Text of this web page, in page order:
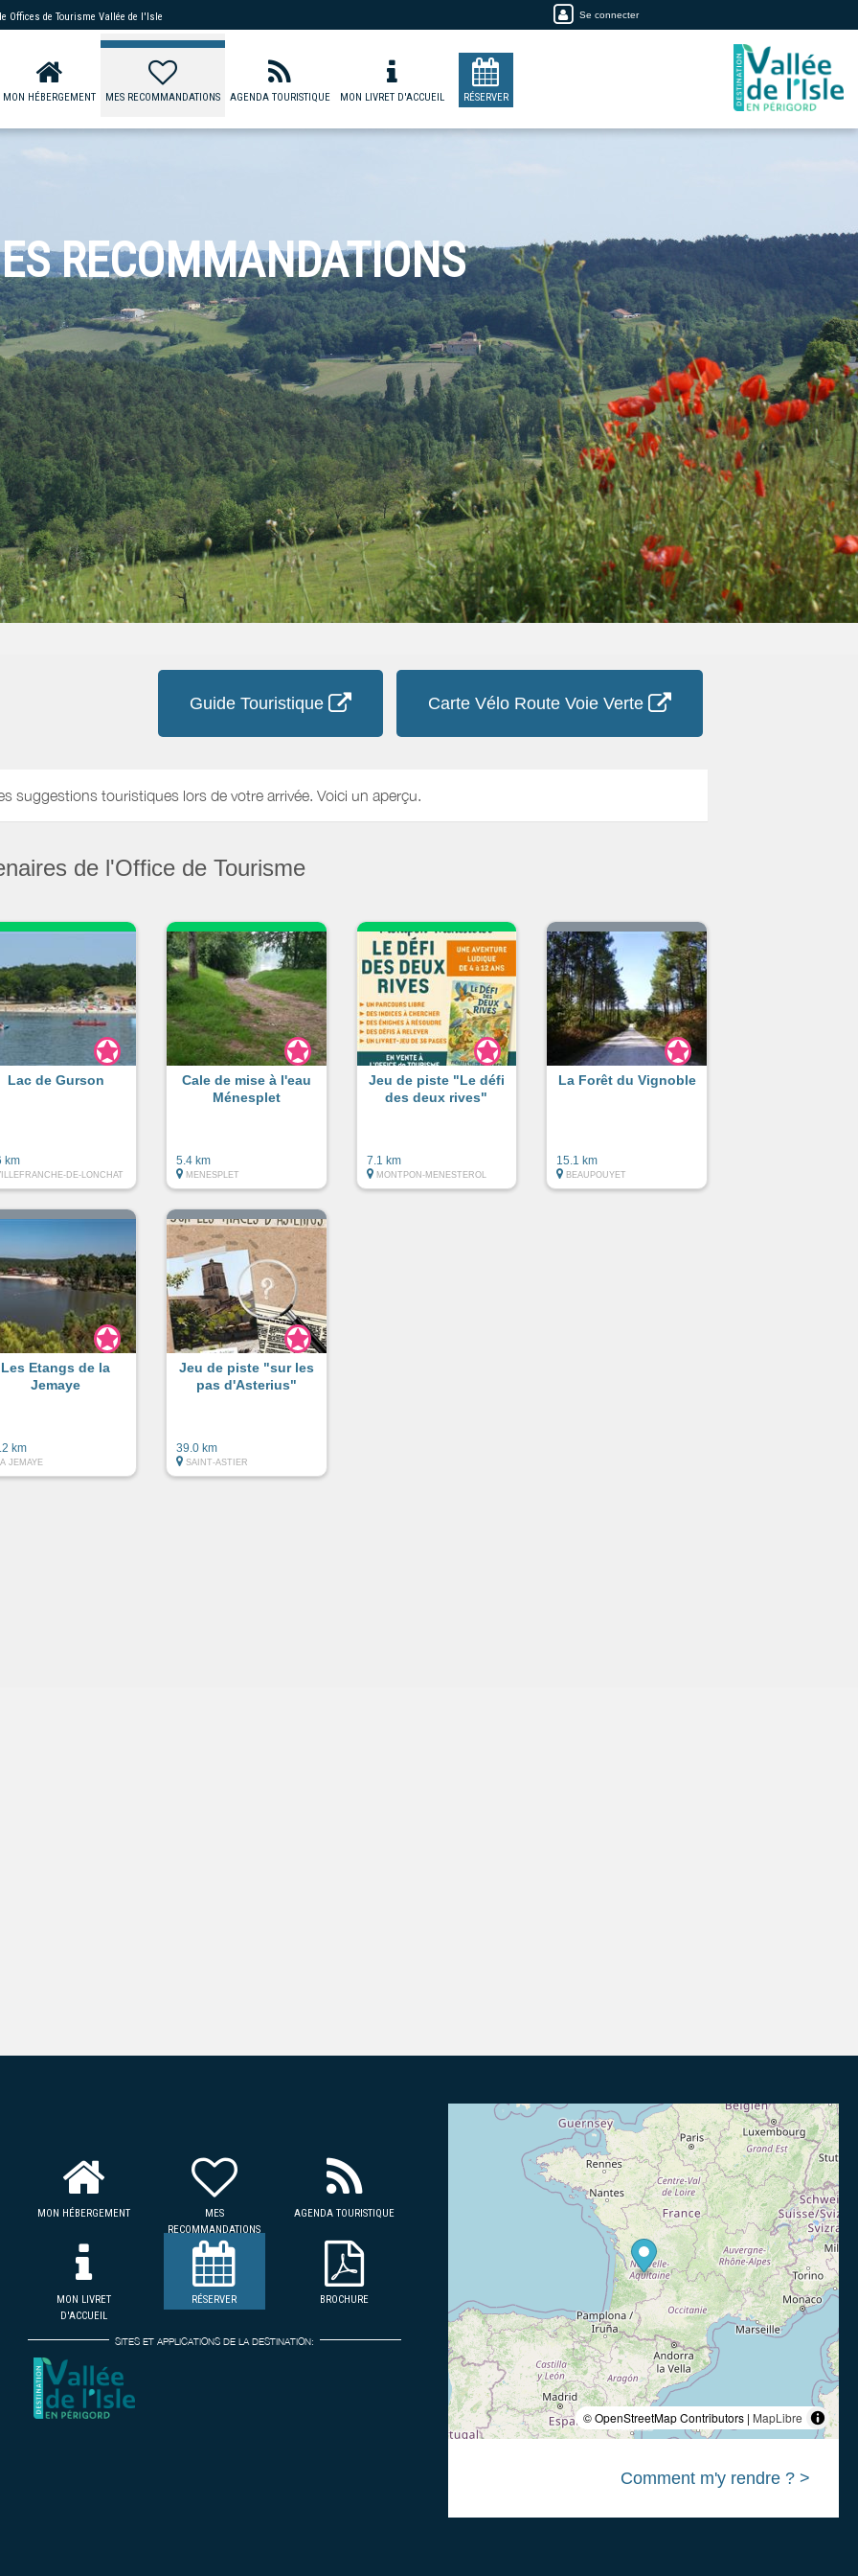
Offices de Tourisme Vallée de l'Isle Se connecter
MON HÉBERGEMENT MES RECOMMANDATIONS AGENDA TOURISTIQUE MON LIVRET D'ACCUEIL RÉSERVER
RECOMMANDATIONS
Guide Touristique Carte Vélo Route Voie Verte
suggestions touristiques lors de votre arrivée. Voici un aperçu.
de l'Office de Tourisme
Lac de Gurson
km
DE-LONCHAT
Cale de mise à l'eau
Ménesplet
5.4 km
MENESPLET
Jeu de piste "Le défi
des deux rives"
7.1 km
MONTPON-MENESTEROL
La Forêt du Vignoble
15.1 km
BEAUPOUYET
Les Etangs de la
Jemaye
km
JEMAYE
Jeu de piste "sur les
pas d'Asterius"
39.0 km
SAINT-ASTIER
MON HÉBERGEMENT
MES
RECOMMANDATIONS
AGENDA TOURISTIQUE
MON LIVRET
D'ACCUEIL
RÉSERVER BROCHURE
SITES ET APPLICATIONS DE LA DESTINATION:
© OpenStreetMap Contributors | MapLibre
Comment m'y rendre ? >